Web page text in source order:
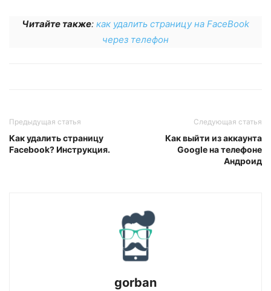
Читайте также: как удалить страницу на FaceBook
через телефон
Предыдущая статья
Как удалить страницу
Facebook? Инструкция.
Следующая статья
Как выйти из аккаунта
Google на телефоне
Андроид
gorban